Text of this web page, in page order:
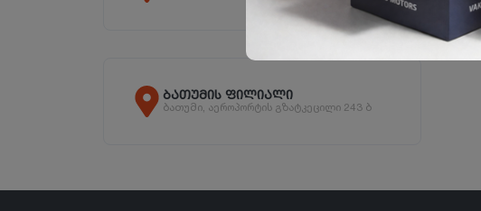
ბათუმის ფილიალი
ბათუმი, აეროპორტის გზატკეცილი 243 ბ